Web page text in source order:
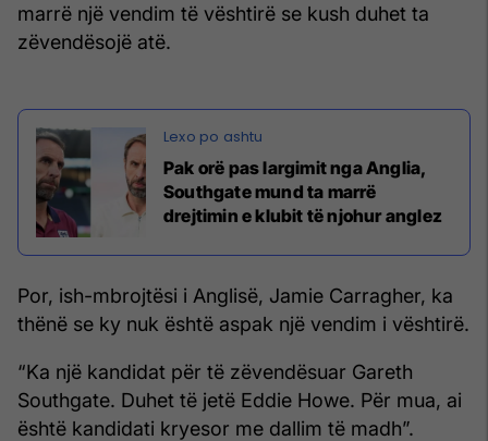
marrë një vendim të vështirë se kush duhet ta
zëvendësojë atë.
Pak orë pas largimit nga Anglia,
Southgate mund ta marrë
drejtimin e klubit të njohur anglez
Por, ish-mbrojtësi i Anglisë, Jamie Carragher, ka
thënë se ky nuk është aspak një vendim i vështirë.
“Ka një kandidat për të zëvendësuar Gareth
Southgate. Duhet të jetë Eddie Howe. Për mua, ai
është kandidati kryesor me dallim të madh”.